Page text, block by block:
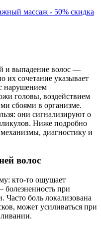
массаж - 50% скидка
и выпадение волос —
их сочетание указывает
нарушением
головы, воздействием
сбоями в организме.
они сигнализируют о
Ниже подробно
диагностику и
волос
кто-то ощущает
при
боль локализована
может усиливаться при